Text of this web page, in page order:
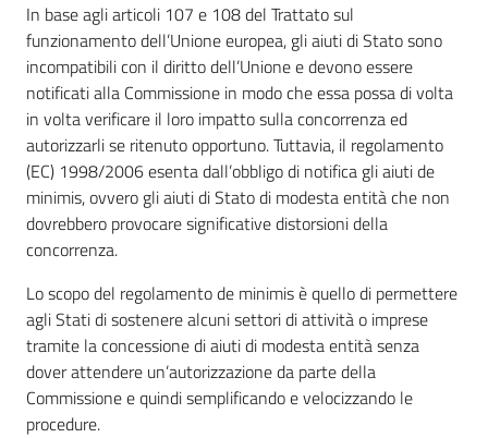
Seguici
su
In base agli articoli 107 e 108 del Trattato sul
funzionamento dell’Unione europea, gli aiuti di Stato sono
incompatibili con il diritto dell’Unione e devono essere
notificati alla Commissione in modo che essa possa di volta
in volta verificare il loro impatto sulla concorrenza ed
autorizzarli se ritenuto opportuno. Tuttavia, il regolamento
(EC) 1998/2006 esenta dall’obbligo di notifica gli aiuti de
minimis, ovvero gli aiuti di Stato di modesta entità che non
dovrebbero provocare significative distorsioni della
concorrenza.
Lo scopo del regolamento de minimis è quello di permettere
agli Stati di sostenere alcuni settori di attività o imprese
tramite la concessione di aiuti di modesta entità senza
dover attendere un’autorizzazione da parte della
Commissione e quindi semplificando e velocizzando le
procedure.